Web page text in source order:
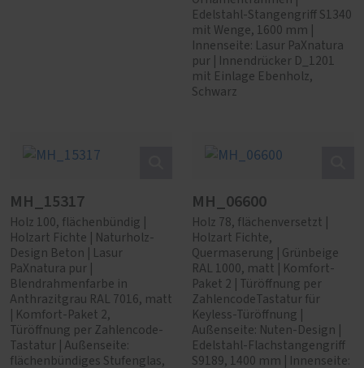
Edelstahl-Stangengriff S1340
mit Wenge, 1600 mm |
Innenseite: Lasur PaXnatura
pur | Innendrücker D_1201
mit Einlage Ebenholz,
Schwarz
MH_15317
Holz 100, flächenbündig |
Holzart Fichte | Naturholz-
Design Beton | Lasur
PaXnatura pur |
Blendrahmenfarbe in
Anthrazitgrau RAL 7016, matt
| Komfort-Paket 2,
Türöffnung per Zahlencode-
Tastatur | Außenseite:
flächenbündiges Stufenglas,
MH_06600
Holz 78, flächenversetzt |
Holzart Fichte,
Quermaserung | Grünbeige
RAL 1000, matt | Komfort-
Paket 2 | Türöffnung per
ZahlencodeTastatur für
Keyless-Türöffnung |
Außenseite: Nuten-Design |
Edelstahl-Flachstangengriff
S9189, 1400 mm | Innenseite: